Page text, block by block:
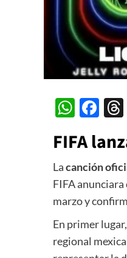
FIFA
Lacanción
FIFAanunciara
marzo y
En primer
regional